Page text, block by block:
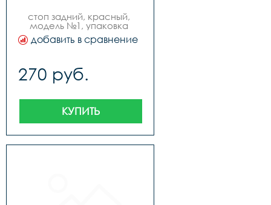
стоп задний, красный,
модель №1, упаковка
добавить в сравнение
270 руб.
КУПИТЬ